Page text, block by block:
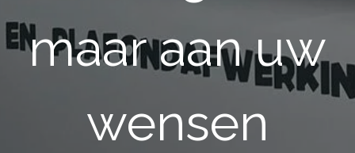
maar aan uw
wensen